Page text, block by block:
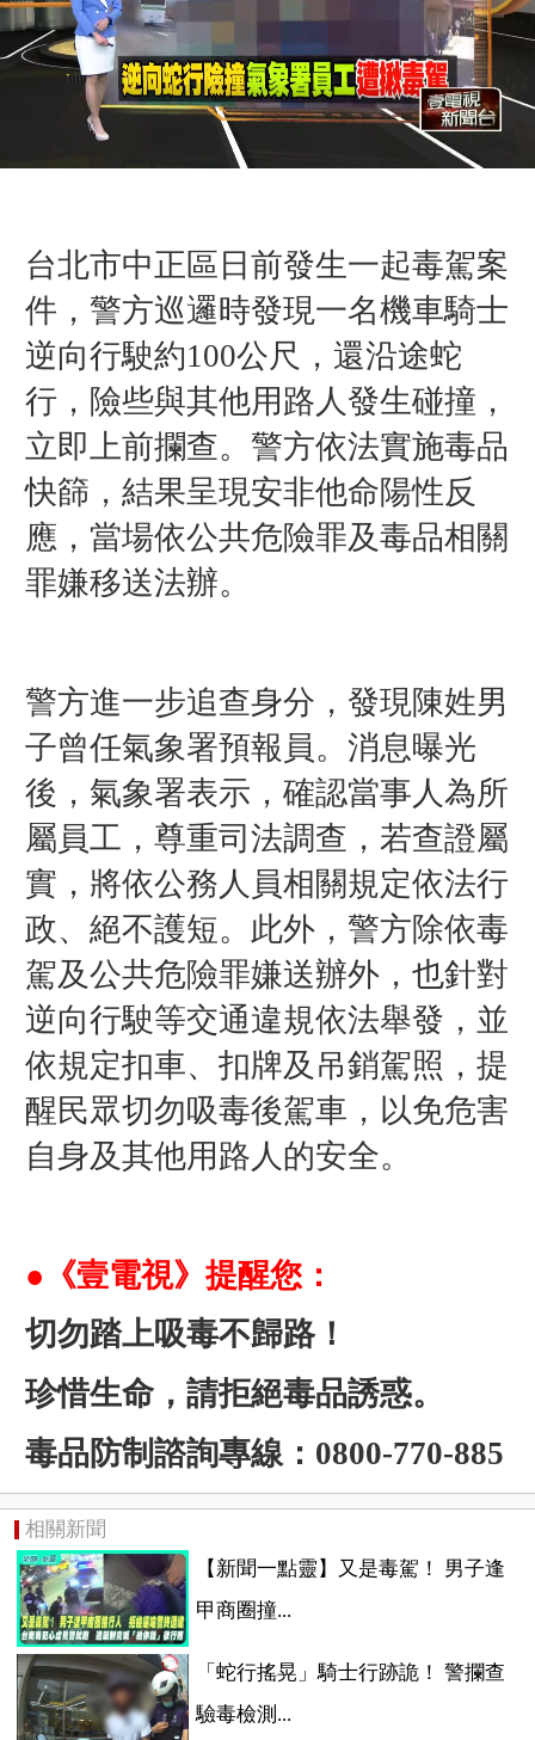
台北市中正區日前發生一起毒駕案
件，警方巡邏時發現一名機車騎士
逆向行駛約100公尺，還沿途蛇
行，險些與其他用路人發生碰撞，
立即上前攔查。警方依法實施毒品
快篩，結果呈現安非他命陽性反
應，當場依公共危險罪及毒品相關
罪嫌移送法辦。
警方進一步追查身分，發現陳姓男
子曾任氣象署預報員。消息曝光
後，氣象署表示，確認當事人為所
屬員工，尊重司法調查，若查證屬
實，將依公務人員相關規定依法行
政、絕不護短。 此外，警方除依毒
駕及公共危險罪嫌送辦外，也針對
逆向行駛等交通違規依法舉發，並
依規定扣車、扣牌及吊銷駕照，提
醒民眾切勿吸毒後駕車，以免危害
自身及其他用路人的安全。
●《壹電視》提醒您：
切勿踏上吸毒不歸路！
珍惜生命，請拒絕毒品誘惑。
毒品防制諮詢專線：0800-770-885
相關新聞
【新聞一點靈】又是毒駕！ 男子逢
甲商圈撞...
「蛇行搖晃」騎士行跡詭！ 警攔查
驗毒檢測...